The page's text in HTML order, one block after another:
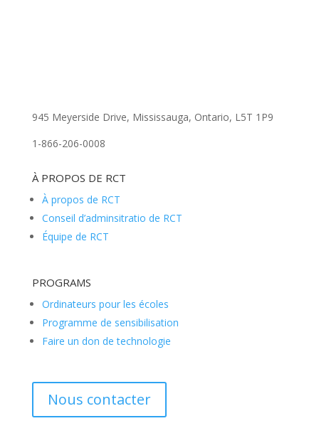
945 Meyerside Drive, Mississauga, Ontario, L5T 1P9
1-866-206-0008
À PROPOS DE RCT
À propos de RCT
Conseil d’adminsitratio de RCT
Équipe de RCT
PROGRAMS
Ordinateurs pour les écoles
Programme de sensibilisation
Faire un don de technologie
Nous contacter